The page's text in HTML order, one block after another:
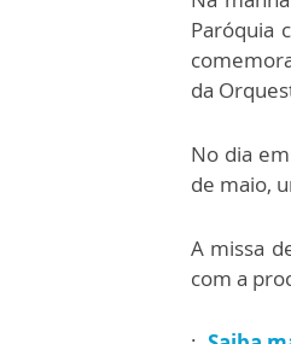
Paróquia
da
No dia
de maio,
A missa
com a